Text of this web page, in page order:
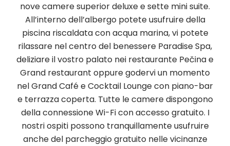
nove camere superior deluxe e sette mini suite.
All’interno dell’albergo potete usufruire della
piscina riscaldata con acqua marina, vi potete
rilassare nel centro del benessere Paradise Spa,
deliziare il vostro palato nei restaurante Pečina e
Grand restaurant oppure godervi un momento
nel Grand Café e Cocktail Lounge con piano-bar
e terrazza coperta. Tutte le camere dispongono
della connessione Wi-Fi con accesso gratuito. I
nostri ospiti possono tranquillamente usufruire
anche del parcheggio gratuito nelle vicinanze